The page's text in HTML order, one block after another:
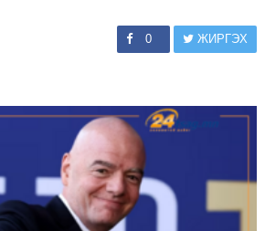
0 ЖИРГЭХ